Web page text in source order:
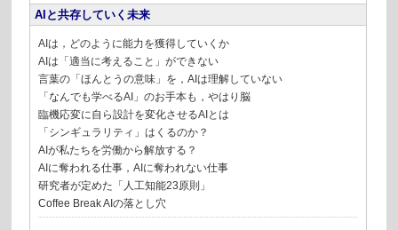
AIと共存していく未来
AIは，どのように能力を獲得していくか
AIは「適当に考えること」ができない
言葉の「ほんとうの意味」を，AIは理解していない
「なんでも学べるAI」のお手本も，やはり脳
臨機応変に自ら設計を変化させるAIとは
「シンギュラリティ」はくるのか？
AIが私たちを労働から解放する？
AIに奪われる仕事，AIに奪われない仕事
研究者が定めた「人工知能23原則」
Coffee BreakAIの落とし穴